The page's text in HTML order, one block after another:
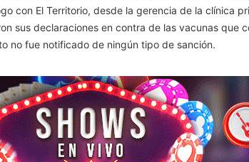
con El Territorio, desde la gerencia de la clínica
sus declaraciones en contra de las vacunas que
no fue notificado de ningún tipo de sanción.